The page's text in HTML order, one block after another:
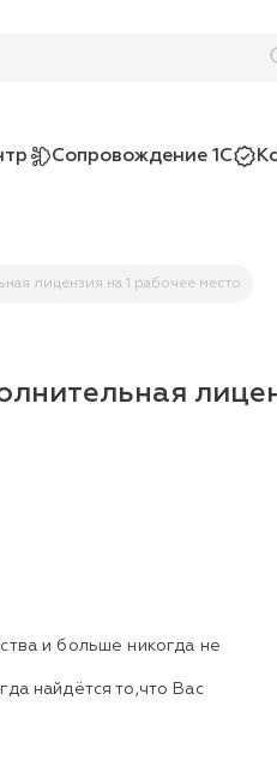
Сопровождение 1С
лицензия на 1 рабочее место
и больше никогда не
найдётся то,что Вас